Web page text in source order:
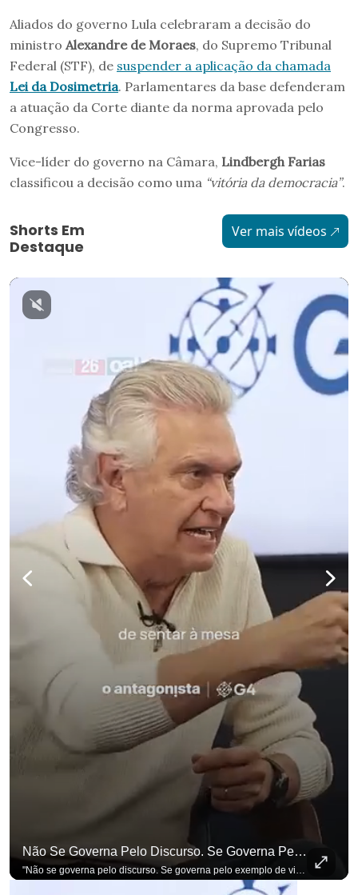
Aliados do governo Lula celebraram a decisão do
ministro Alexandre de Moraes, do Supremo Tribunal
Federal (STF), de suspender a aplicação da chamada
Lei da Dosimetria. Parlamentares da base defenderam
a atuação da Corte diante da norma aprovada pelo
Congresso.
Vice-líder do governo na Câmara, Lindbergh Farias
classificou a decisão como uma “vitória da democracia”.
Shorts Em
Destaque
Ver mais vídeos
Não Se Governa Pelo Discurso. Se Governa Pelo Exemplo De Vida", Alfineta Ronaldo Caiado
"Não se governa pelo discurso. Se governa pelo exemplo de vida", alfineta Ronaldo Caiado, respondendo a empresários na primeira Sabatina Presidencial com a pauta definida por quem constrói o país. Se você busca informação com credibilidade, inscreva-se agora e ative o